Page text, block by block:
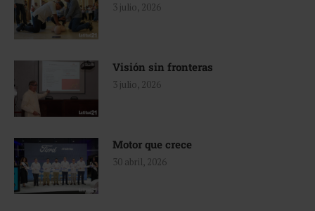
3 julio, 2026
Visión sin fronteras
3 julio, 2026
Motor que crece
30 abril, 2026